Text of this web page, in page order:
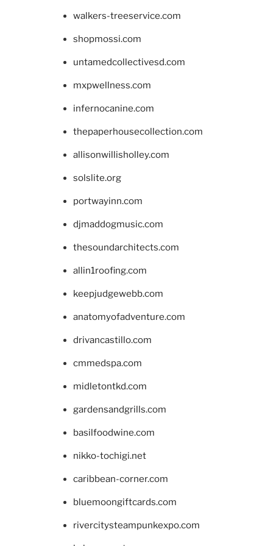
walkers-treeservice.com
shopmossi.com
untamedcollectivesd.com
mxpwellness.com
infernocanine.com
thepaperhousecollection.com
allisonwillisholley.com
solslite.org
portwayinn.com
djmaddogmusic.com
thesoundarchitects.com
allin1roofing.com
keepjudgewebb.com
anatomyofadventure.com
drivancastillo.com
cmmedspa.com
midletontkd.com
gardensandgrills.com
basilfoodwine.com
nikko-tochigi.net
caribbean-corner.com
bluemoongiftcards.com
rivercitysteampunkexpo.com